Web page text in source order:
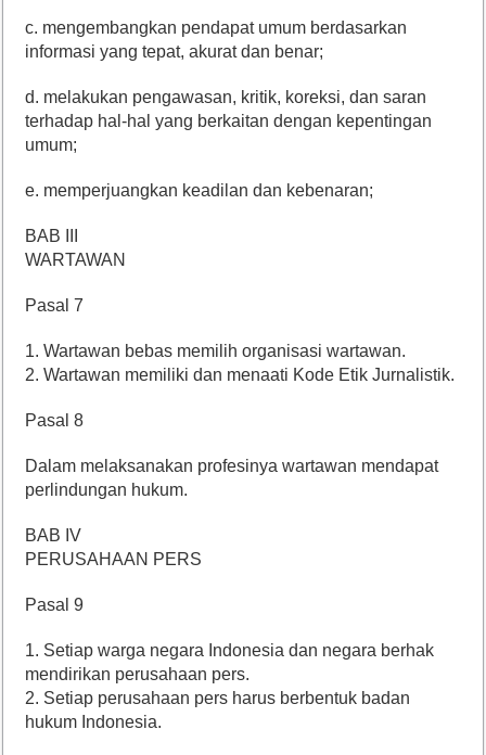
c. mengembangkan pendapat umum berdasarkan
informasi yang tepat, akurat dan benar;
d. melakukan pengawasan, kritik, koreksi, dan saran
terhadap hal-hal yang berkaitan dengan kepentingan
umum;
e. memperjuangkan keadilan dan kebenaran;
BAB III
WARTAWAN
Pasal 7
1. Wartawan bebas memilih organisasi wartawan.
2. Wartawan memiliki dan menaati Kode Etik Jurnalistik.
Pasal 8
Dalam melaksanakan profesinya wartawan mendapat
perlindungan hukum.
BAB IV
PERUSAHAAN PERS
Pasal 9
1. Setiap warga negara Indonesia dan negara berhak
mendirikan perusahaan pers.
2. Setiap perusahaan pers harus berbentuk badan
hukum Indonesia.